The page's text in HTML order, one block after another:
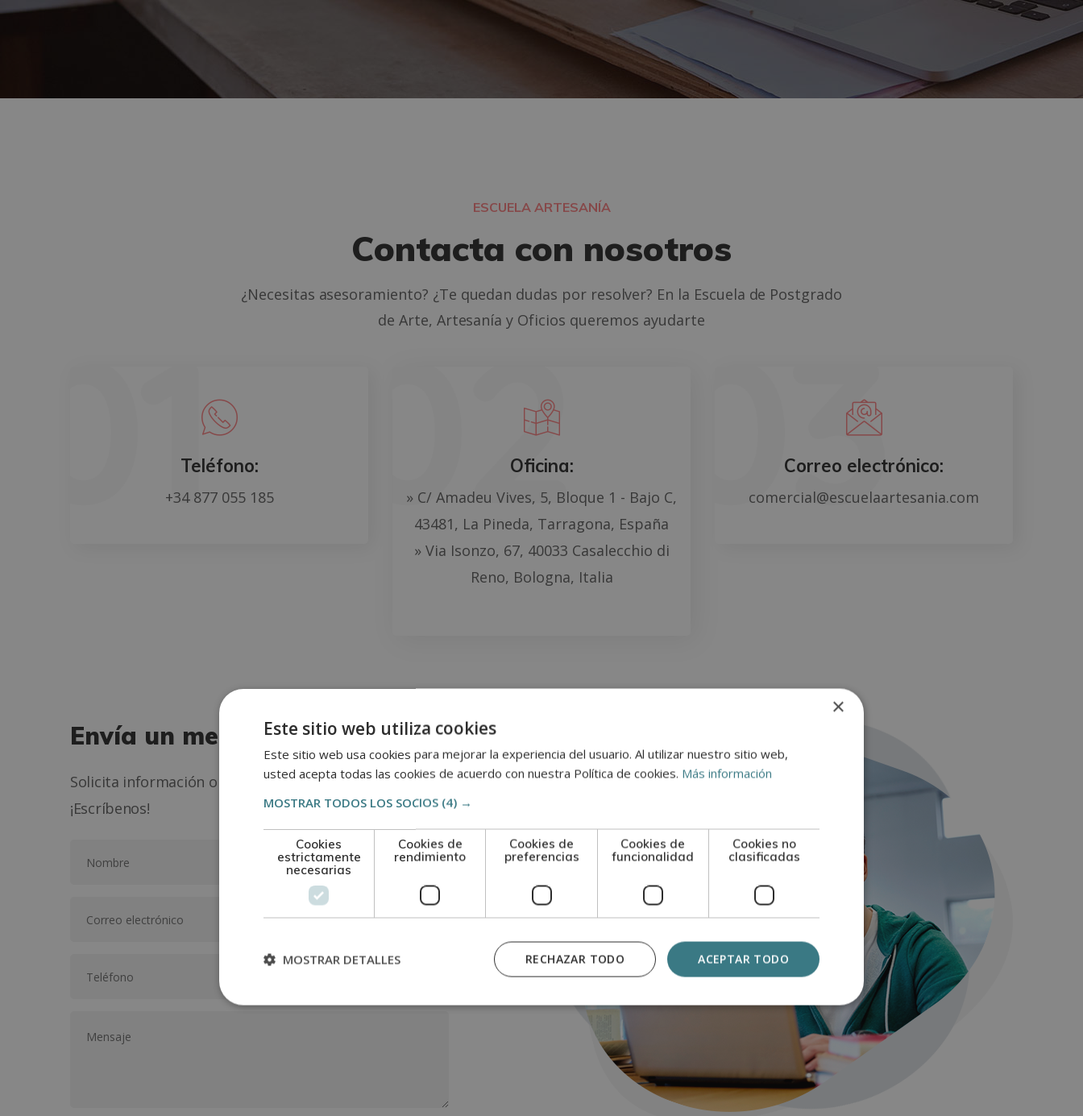
ESCUELA ARTESANÍA
Contacta con nosotros
¿Necesitas asesoramiento? ¿Te quedan dudas por resolver? En la Escuela de Postgrado
de Arte, Artesanía y Oficios queremos ayudarte
Teléfono:
+34 877 055 185
Oficina:
» C/ Amadeu Vives, 5, Bloque 1 - Bajo C,
43481, La Pineda, Tarragona, España
» Via Isonzo, 67, 40033 Casalecchio di
Reno, Bologna, Italia
Correo electrónico:
comercial@escuelaartesania.com
Envía un mensaje
Solicita información o contacta con nosotros.
¡Escríbenos!
×
Este sitio web utiliza cookies
Este sitio web usa cookies para mejorar la experiencia del usuario. Al utilizar nuestro sitio web,
usted acepta todas las cookies de acuerdo con nuestra Política de cookies. Más información
MOSTRAR TODOS LOS SOCIOS (4) →
Cookies
estrictamente
necesarias
Cookies de
rendimiento
Cookies de
preferencias
Cookies de
funcionalidad
Cookies no
clasificadas
ACEPTAR TODO
RECHAZAR TODO
MOSTRAR DETALLES